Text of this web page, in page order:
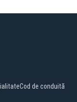
Cod de conduită